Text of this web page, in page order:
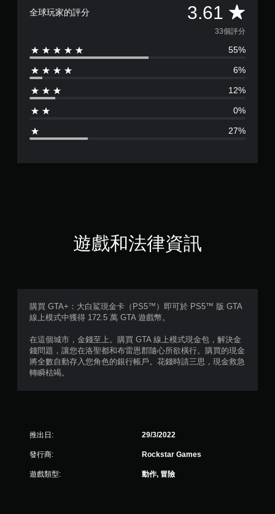
全球玩家的評分 3.61 平
均
評
分
3
6
分
顆
）
33個評分
55%
6%
12%
0%
27%
遊戲和法律資訊
購買 GTA+：大白鯊現金卡（PS5™）即可於 PS5™ 版 GTA
線上模式中獲得 172.5 萬 GTA 遊戲幣。
在這個城市，金錢至上。購買 GTA 線上模式現金包，解決金
錢問題，讓您在洛聖都和布雷恩郡隨心所欲橫行。購買的現金
將全數自動存入您角色的銀行帳戶。花錢時請三思，現金救急
轉瞬枯竭。
推出日: 29/3/2022
發行商: Rockstar Games
遊戲類型: 動作, 冒險